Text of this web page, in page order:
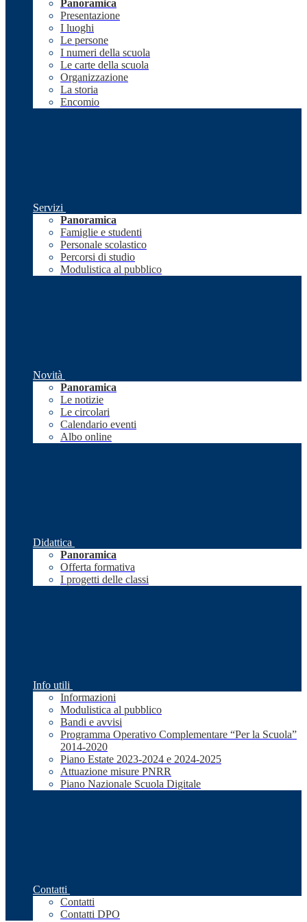
Panoramica
Presentazione
I luoghi
Le persone
I numeri della scuola
Le carte della scuola
Organizzazione
La storia
Encomio
Servizi
Panoramica
Famiglie e studenti
Personale scolastico
Percorsi di studio
Modulistica al pubblico
Novità
Panoramica
Le notizie
Le circolari
Calendario eventi
Albo online
Didattica
Panoramica
Offerta formativa
I progetti delle classi
Info utili
Informazioni
Modulistica al pubblico
Bandi e avvisi
Programma Operativo Complementare “Per la Scuola”
2014-2020
Piano Estate 2023-2024 e 2024-2025
Attuazione misure PNRR
Piano Nazionale Scuola Digitale
Contatti
Contatti
Contatti DPO